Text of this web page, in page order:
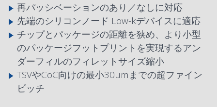
再パッシベーションのあり／なしに対応
先端のシリコンノード Low-kデバイスに適応
チップとパッケージの距離を狭め、より小型
のパッケージフットプリントを実現するアン
ダーフィルのフィレットサイズ縮小
TSVやCoC向けの最小30μmまでの超ファイン
ピッチ